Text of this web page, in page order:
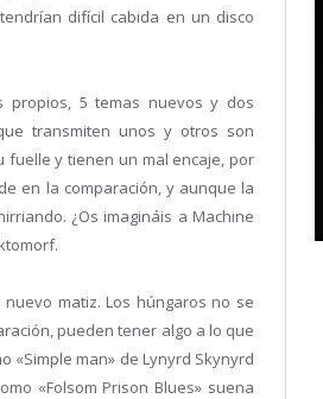
difícil cabida en un disco
propios, 5 temas nuevos y dos
transmiten unos y otros son
fuelle y tienen un mal encaje, por
en la comparación, y aunque la
¿Os imagináis a Machine
matiz. Los húngaros no se
pueden tener algo a lo que
«Simple man» de Lynyrd Skynyrd
«Folsom Prison Blues» suena